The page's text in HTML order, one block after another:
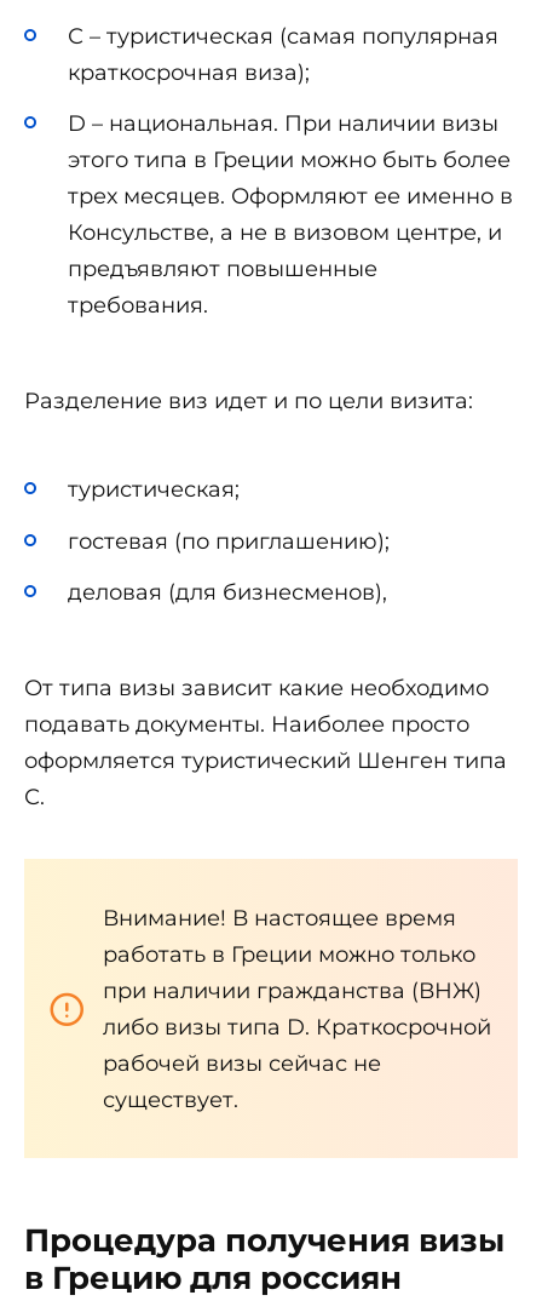
С – туристическая (самая популярная
краткосрочная виза);
D – национальная. При наличии визы
этого типа в Греции можно быть более
трех месяцев. Оформляют ее именно в
Консульстве, а не в визовом центре, и
предъявляют повышенные
требования.
Разделение виз идет и по цели визита:
туристическая;
гостевая (по приглашению);
деловая (для бизнесменов),
От типа визы зависит какие необходимо
подавать документы. Наиболее просто
оформляется туристический Шенген типа
С.
Внимание! В настоящее время
работать в Греции можно только
при наличии гражданства (ВНЖ)
либо визы типа D. Краткосрочной
рабочей визы сейчас не
существует.
Процедура получения визы
в Грецию для россиян